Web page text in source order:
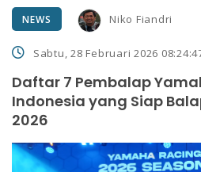
NEWS Niko Fiandri
Sabtu, 28 Februari 2026
Daftar 7 Pembalap
Indonesia yang Siap
2026